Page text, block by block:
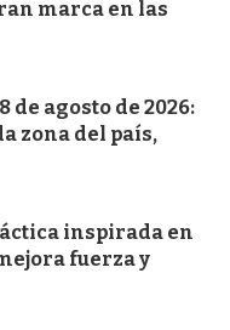
marca en las
de agosto de 2026:
zona del país,
inspirada en
fuerza y